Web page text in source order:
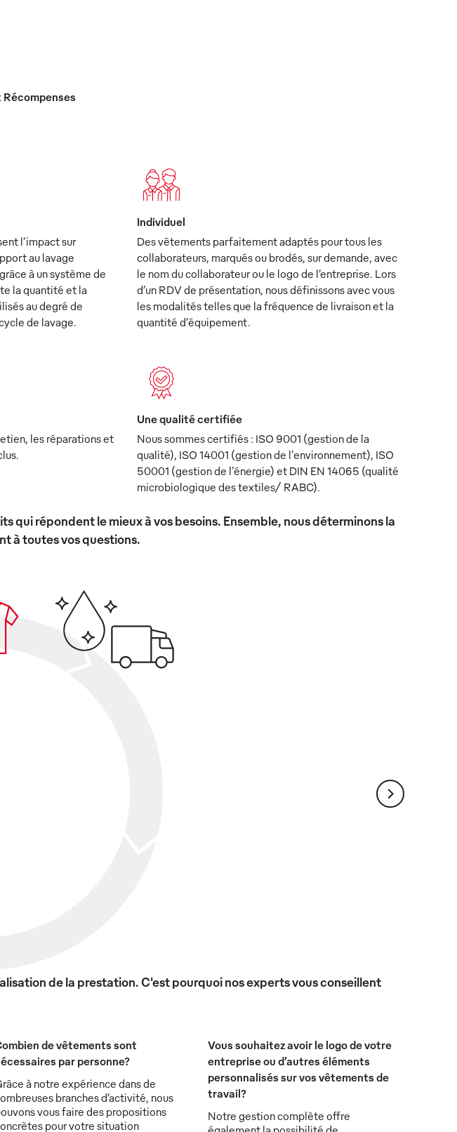
Récompenses
l’impact sur
au lavage
à un système de
la quantité et la
au degré de
de lavage.
Individuel
Des vêtements parfaitement adaptés pour tous les
collaborateurs, marqués ou brodés, sur demande, avec
le nom du collaborateur ou le logo de l’entreprise. Lors
d’un RDV de présentation, nous définissons avec vous
les modalités telles que la fréquence de livraison et la
quantité d’équipement.
les réparations et
Une qualité certifiée
Nous sommes certifiés : ISO 9001 (gestion de la
qualité), ISO 14001 (gestion de l'environnement), ISO
50001 (gestion de l'énergie) et DIN EN 14065 (qualité
microbiologique des textiles/ RABC).
qui répondent le mieux à vos besoins. Ensemble, nous déterminons la
à toutes vos questions.
de la prestation. C'est pourquoi nos experts vous conseillent
de vêtements sont
par personne?
à notre expérience dans de
branches d’activité, nous
vous faire des propositions
pour votre situation
Vous souhaitez avoir le logo de votre
entreprise ou d’autres éléments
personnalisés sur vos vêtements de
travail?
Notre gestion complète offre